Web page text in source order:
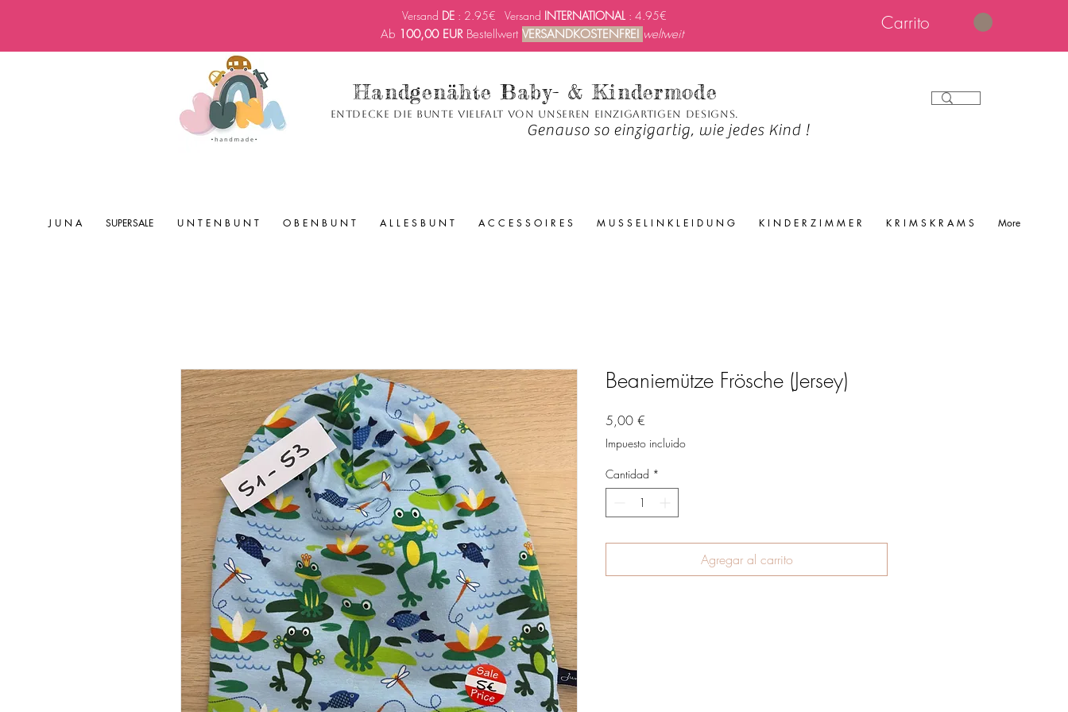
Carrito
Versand DE : 2.95€ Versand INTERNATIONAL : 4.95€
Ab 100,00 EURBestellwert VERSANDKOSTENFREI weltweit
Handgenähte Baby- & Kindermode
Entdecke die bunte Vielfalt von unseren einzigartigen Designs.
Genauso so einzigartig, wie jedes Kind !
J U N A SUPERSALE U N T E N B U N T O B E N B U N T A L L E S B U N T A C C E S S O I R E S M U S S E L I N K L E I D U N G K I N D E R Z I M M E R K R I M S K R A M S More
Beaniemütze Frösche (Jersey)
5,00 €
Impuesto incluido
Cantidad *
Agregar al carrito